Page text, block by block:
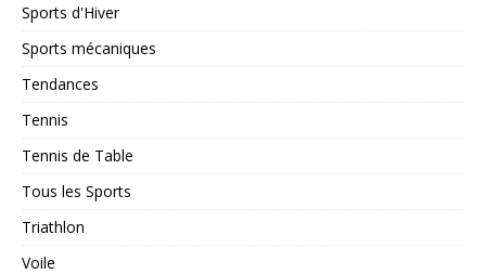
Sports d'Hiver
Sports mécaniques
Tendances
Tennis
Tennis de Table
Tous les Sports
Triathlon
Voile